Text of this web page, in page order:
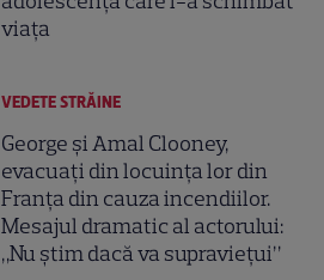
viața
VEDETE STRĂINE
George și Amal Clooney,
evacuați din locuința lor din
Franța din cauza incendiilor.
Mesajul dramatic al actorului:
„Nu știm dacă va supraviețui”